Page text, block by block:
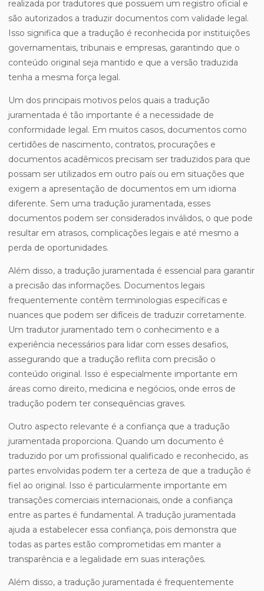
realizada por tradutores que possuem um registro oficial e
são autorizados a traduzir documentos com validade legal.
Isso significa que a tradução é reconhecida por instituições
governamentais, tribunais e empresas, garantindo que o
conteúdo original seja mantido e que a versão traduzida
tenha a mesma força legal.
Um dos principais motivos pelos quais a tradução
juramentada é tão importante é a necessidade de
conformidade legal. Em muitos casos, documentos como
certidões de nascimento, contratos, procurações e
documentos acadêmicos precisam ser traduzidos para que
possam ser utilizados em outro país ou em situações que
exigem a apresentação de documentos em um idioma
diferente. Sem uma tradução juramentada, esses
documentos podem ser considerados inválidos, o que pode
resultar em atrasos, complicações legais e até mesmo a
perda de oportunidades.
Além disso, a tradução juramentada é essencial para garantir
a precisão das informações. Documentos legais
frequentemente contêm terminologias específicas e
nuances que podem ser difíceis de traduzir corretamente.
Um tradutor juramentado tem o conhecimento e a
experiência necessários para lidar com esses desafios,
assegurando que a tradução reflita com precisão o
conteúdo original. Isso é especialmente importante em
áreas como direito, medicina e negócios, onde erros de
tradução podem ter consequências graves.
Outro aspecto relevante é a confiança que a tradução
juramentada proporciona. Quando um documento é
traduzido por um profissional qualificado e reconhecido, as
partes envolvidas podem ter a certeza de que a tradução é
fiel ao original. Isso é particularmente importante em
transações comerciais internacionais, onde a confiança
entre as partes é fundamental. A tradução juramentada
ajuda a estabelecer essa confiança, pois demonstra que
todas as partes estão comprometidas em manter a
transparência e a legalidade em suas interações.
Além disso, a tradução juramentada é frequentemente